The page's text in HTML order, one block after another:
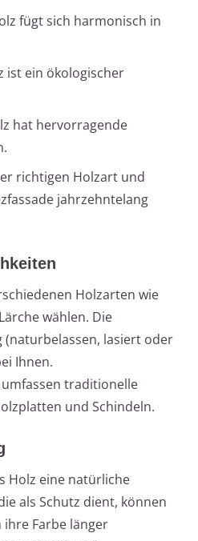
fügt sich harmonisch in
ist ein ökologischer
hat hervorragende
richtigen Holzart und
jahrzehntelang
Holzarten wie
wählen. Die
lasiert oder
Ihnen.
traditionelle
und Schindeln.
Holz eine natürliche
als Schutz dient, können
Farbe länger